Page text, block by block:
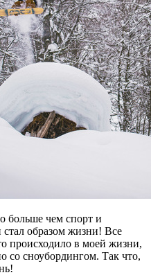
больше чем спорт и
стал образом жизни! Все
происходило в моей жизни,
со сноубордингом. Так что,